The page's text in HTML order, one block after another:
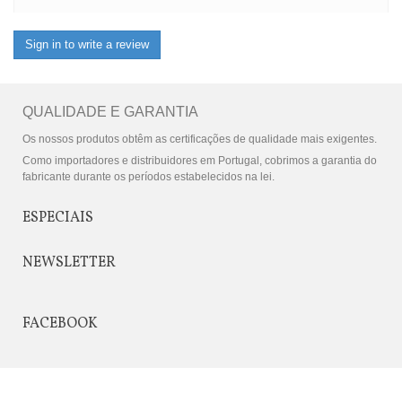
Sign in to write a review
QUALIDADE E GARANTIA
Os nossos produtos obtêm as certificações de qualidade mais exigentes.
Como importadores e distribuidores em Portugal, cobrimos a garantia do
fabricante durante os períodos estabelecidos na lei.
ESPECIAIS
NEWSLETTER
FACEBOOK